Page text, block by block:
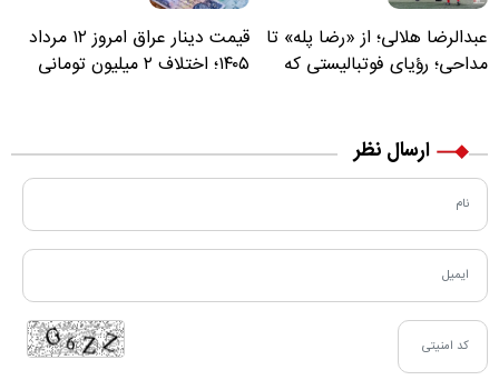
عبدالرضا هلالی؛ از «رضا پله» تا
مداحی؛ رؤیای فوتبالیستی که
قیمت دینار عراق امروز ۱۲ مرداد
۱۴۰۵؛ اختلاف ۲ میلیون تومانی
ارسال نظر